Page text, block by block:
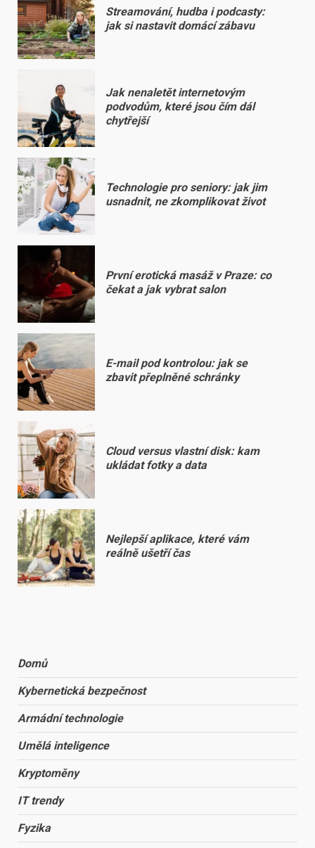
Streamování, hudba i podcasty:
jak si nastavit domácí zábavu
Jak nenaletět internetovým
podvodům, které jsou čím dál
chytřejší
Technologie pro seniory: jak jim
usnadnit, ne zkomplikovat život
První erotická masáž v Praze: co
čekat a jak vybrat salon
E-mail pod kontrolou: jak se
zbavit přeplněné schránky
Cloud versus vlastní disk: kam
ukládat fotky a data
Nejlepší aplikace, které vám
reálně ušetří čas
Domů
Kybernetická bezpečnost
Armádní technologie
Umělá inteligence
Kryptoměny
IT trendy
Fyzika